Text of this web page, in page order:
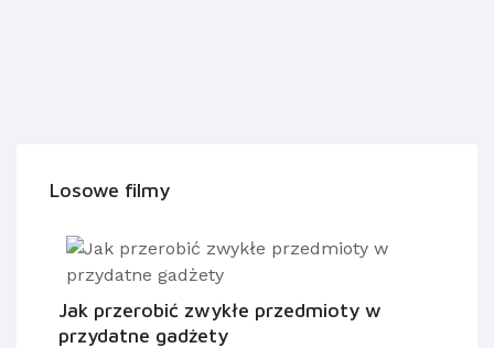
Losowe filmy
Jak przerobić zwykłe przedmioty w
przydatne gadżety